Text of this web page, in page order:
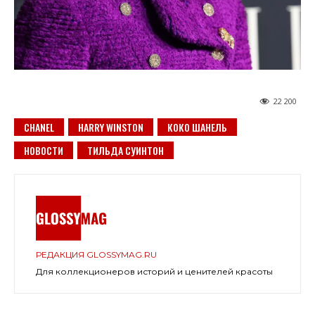
22 200
CHANEL HARRY WINSTON
КОКО ШАНЕЛЬ
НОВОСТИ
ТИЛЬДА СУИНТОН
РЕДАКЦИЯ GLOSSYMAG.RU
Для коллекционеров историй и ценителей красоты